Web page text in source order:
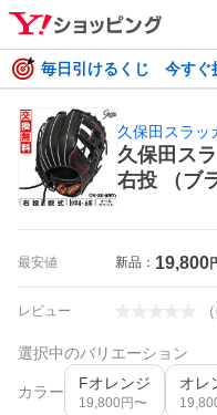
毎日引けるくじ 今すぐ
久保田スラッ
久保田ス
右投 （ブ
最安値 新品： 19,800
レビュー （
選択中のバリエーション
カラー Fオレンジ
19,800 円〜
オレ